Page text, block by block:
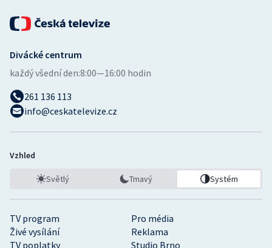
TV program
Pro média
Živé vysílání
Reklama
TV poplatky
Studio Brno
Divácké centrum
každý všední den:8:00—16:00 hodin
261 136 113
info@ceskatelevize.cz
Vzhled
Světlý Tmavý Systém